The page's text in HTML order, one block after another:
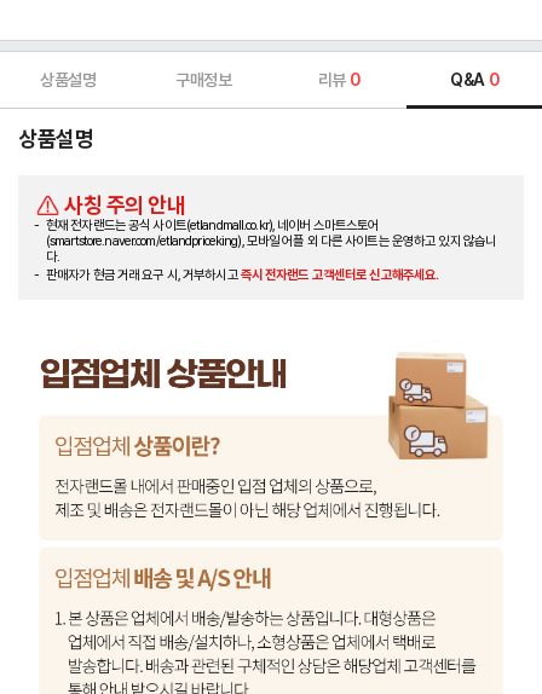
상품설명 구매정보 리뷰 0 Q&A 0
상품설명
사칭 주의 안내
현재 전자랜드는 공식 사이트(etlandmall.co.kr), 네이버 스마트스토어
(smartstore.naver.com/etlandpriceking), 모바일 어플 외 다른 사이트는 운영하고 있지 않습니
다.
판매자가 현금 거래 요구 시, 거부하시고즉시 전자랜드 고객센터로 신고해주세요.